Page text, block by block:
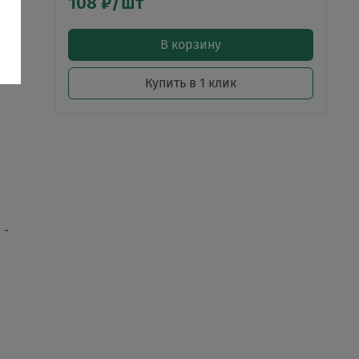
-
В корзину
Купить в 1 клик